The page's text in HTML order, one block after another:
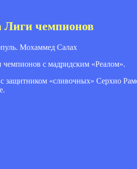
Лиги чемпионов
Мохаммед Салах
с мадридским «Реалом».
с защитником «сливочных» Серхио